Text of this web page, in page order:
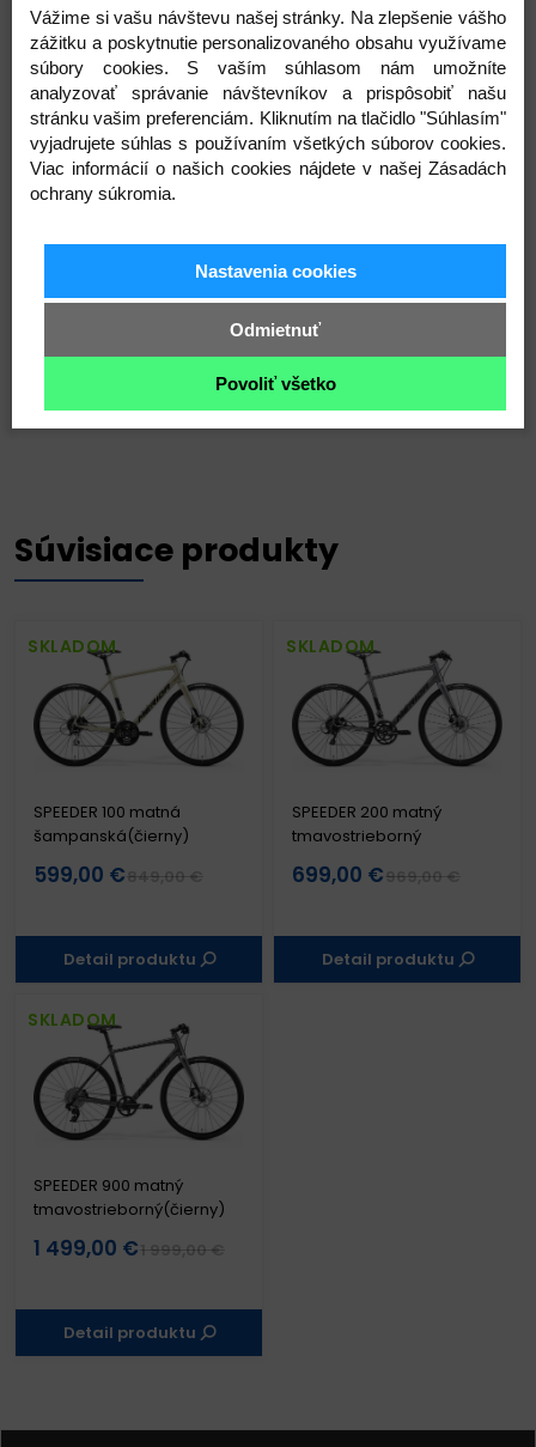
riadítok; rovné
Predstavec:Merida Expert CC; Alu; 31.8mm
priemer objímky riadítok; 7° uhol
Dĺžka predstavca:XXS-XS: 80mm, S: 90mm, M:
100mm, L-XL: 110mm
Hlavové zloženie:Merida M2331 Neck
Gripy/omotávka: Merida Comp EC
Sedlovka:Merida Comp CC; Alu; 30.9mm
Sedlová objímka:Merida Expert
Merida Comp SL; 25% recyklovaný
materiál; V-mount
Maxxis Detonator; 700x32C
Súvisiace produkty
SKLADOM
SPEEDER 100 matná
šampanská(čierny)
599,00 € 849,00 €
Detail produktu
SKLADOM
SPEEDER 200 matný
tmavostrieborný
699,00 €969,00 €
Detail produktu
SKLADOM
SPEEDER 900 matný
tmavostrieborný(čierny)
1 499,00 € 1 999,00 €
Detail produktu
Vážime si vašu návštevu našej stránky. Na zlepšenie vášho
zážitku a poskytnutie personalizovaného obsahu využívame
súbory cookies. S vaším súhlasom nám umožníte
analyzovať správanie návštevníkov a prispôsobiť našu
stránku vašim preferenciám. Kliknutím na tlačidlo "Súhlasím"
vyjadrujete súhlas s používaním všetkých súborov cookies.
Viac informácií o našich cookies nájdete v našej Zásadách
ochrany súkromia.
Nastavenia cookies
Odmietnuť
Povoliť všetko